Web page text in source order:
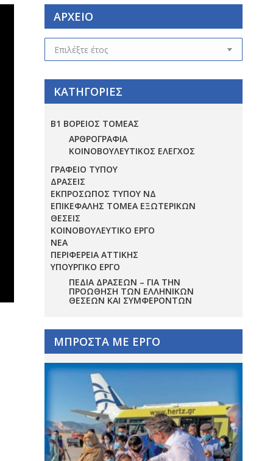
ΑΡΧΕΙΟ
ΑΡΧΕΙΟ
ΚΑΤΗΓΟΡΙΕΣ
Β1 ΒΟΡΕΙΟΣ ΤΟΜΕΑΣ
ΑΡΘΡΟΓΡΑΦΙΑ
ΚΟΙΝΟΒΟΥΛΕΥΤΙΚΟΣ ΕΛΕΓΧΟΣ
ΓΡΑΦΕΙΟ ΤΥΠΟΥ
ΔΡΑΣΕΙΣ
ΕΚΠΡΟΣΩΠΟΣ ΤΥΠΟΥ ΝΔ
ΕΠΙΚΕΦΑΛΗΣ ΤΟΜΕΑ ΕΞΩΤΕΡΙΚΩΝ
ΘΕΣΕΙΣ
ΚΟΙΝΟΒΟΥΛΕΥΤΙΚΟ ΕΡΓΟ
ΝΕΑ
ΠΕΡΙΦΕΡΕΙΑ ΑΤΤΙΚΗΣ
ΥΠΟΥΡΓΙΚΟ ΕΡΓΟ
ΠΕΔΊΑ ΔΡΆΣΕΩΝ – ΓΙΑ ΤΗΝ
ΠΡΟΏΘΗΣΗ ΤΩΝ ΕΛΛΗΝΙΚΏΝ
ΘΈΣΕΩΝ ΚΑΙ ΣΥΜΦΕΡΌΝΤΩΝ
ΜΠΡΟΣΤΑ ΜΕ ΕΡΓΟ